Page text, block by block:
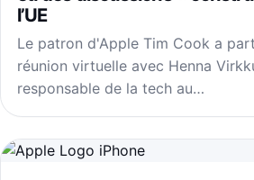
l’UE
Le patron d'Apple Tim Cook a
réunion virtuelle avec Henna
responsable de la tech au…